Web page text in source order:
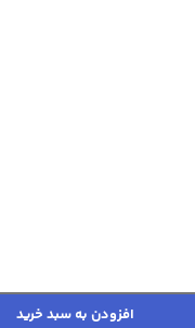
افزودن به سبد خرید